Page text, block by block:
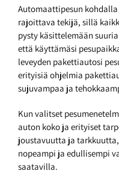
Automaattipesun
rajoittava tekijä, sillä
pysty käsittelemään
että käyttämäsi
leveyden pakettiautosi
erityisiä ohjelmia
sujuvampaa ja
Kun valitset
auton koko ja erityiset
joustavuutta ja
nopeampi ja edullisempi
saatavilla.